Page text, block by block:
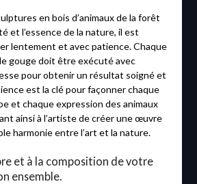
en bois d’animaux de la forêt
et l’essence de la nature, il est
lentement et avec patience. Chaque
gouge doit être exécuté avec
pour obtenir un résultat soigné et
est la clé pour façonner chaque
et chaque expression des animaux
ainsi à l’artiste de créer une œuvre
harmonie entre l’art et la nature.
et à la composition de votre
ensemble.